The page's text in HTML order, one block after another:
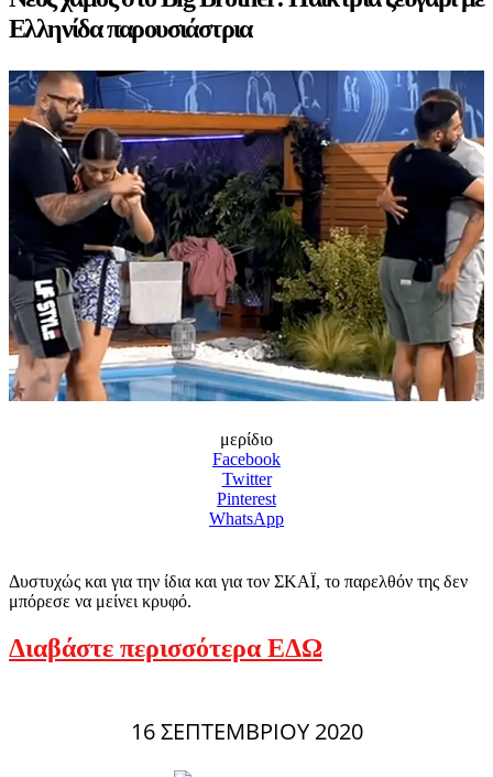
Ελληνίδα παρουσιάστρια
μερίδιο
Facebook
Twitter
Pinterest
WhatsApp
Δυστυχώς και για την ίδια και για τον ΣΚΑΪ, το παρελθόν της δεν
μπόρεσε να μείνει κρυφό.
Διαβάστε περισσότερα ΕΔΩ
16 ΣΕΠΤΕΜΒΡΊΟΥ 2020